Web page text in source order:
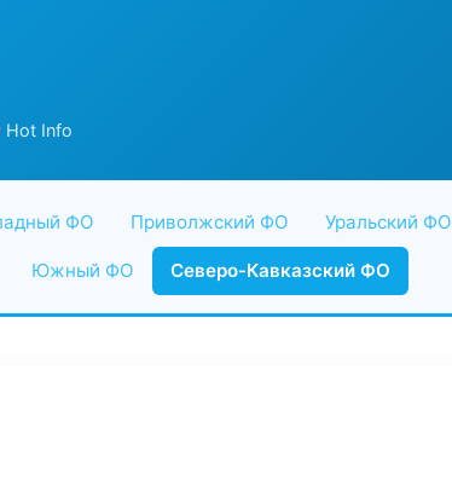
Info
ФО Приволжский ФО Уральский ФО
Южный ФО Северо-Кавказский ФО